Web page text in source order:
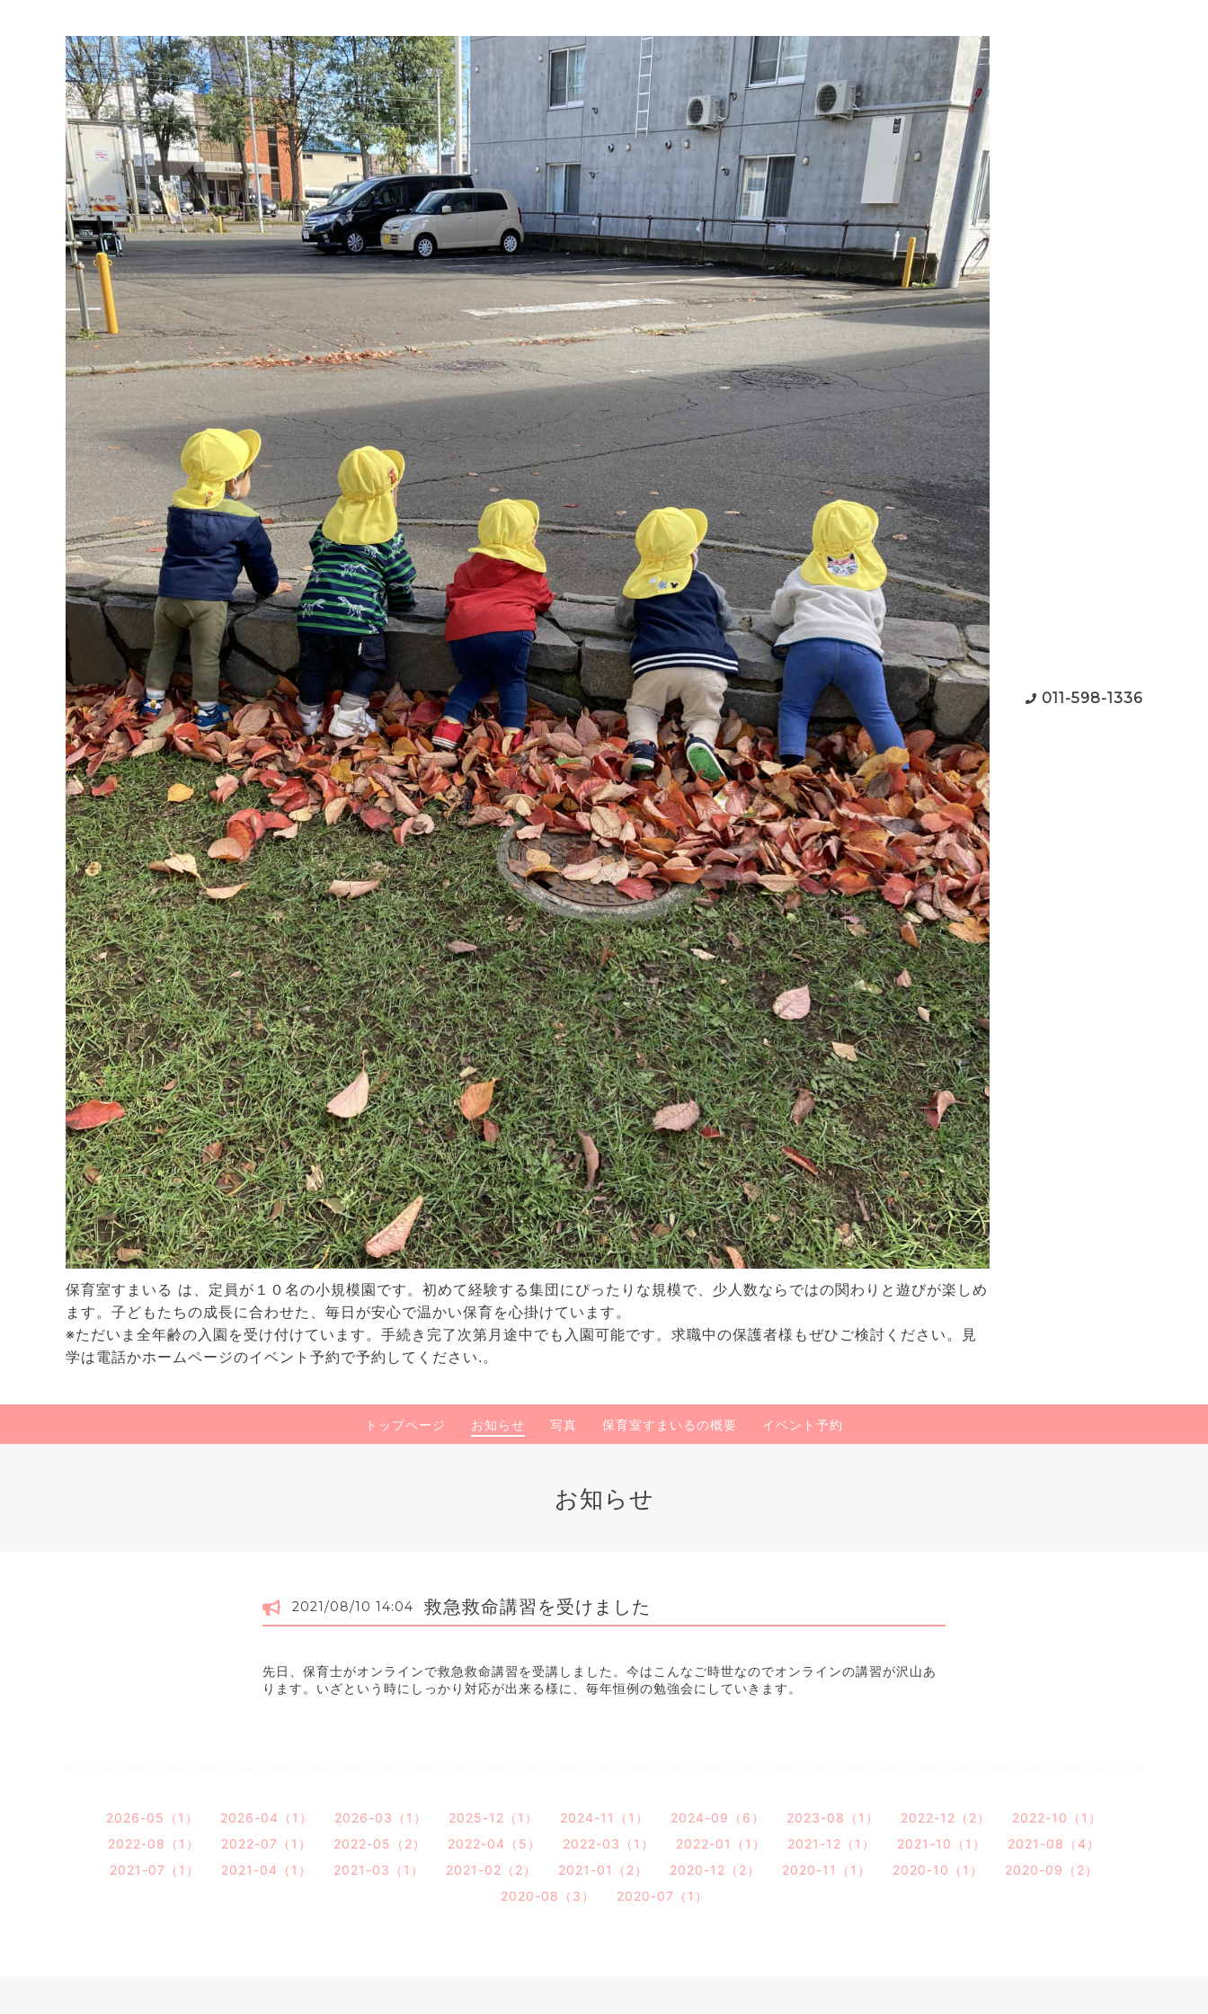
保育室すまいる は、定員が１０名の小規模園です。初めて経験する集団にぴったりな規模で、少人数ならではの関わりと遊びが楽しめ
ます。子どもたちの成長に合わせた、毎日が安心で温かい保育を心掛けています。
※ただいま全年齢の入園を受け付けています。手続き完了次第月途中でも入園可能です。求職中の保護者様もぜひご検討ください。見
学は電話かホームページのイベント予約で予約してください.。
011-598-1336
トップページ お知らせ 写真 保育室すまいるの概要 イベント予約
お知らせ
2021/08/10 14:04 救急救命講習を受けました
先日、保育士がオンラインで救急救命講習を受講しました。今はこんなご時世なのでオンラインの講習が沢山あ
ります。いざという時にしっかり対応が出来る様に、毎年恒例の勉強会にしていきます。
2026-05（1） 2026-04（1） 2026-03（1） 2025-12（1） 2024-11（1） 2024-09（6） 2023-08（1） 2022-12（2）
2022-10（1）
2022-08（1）
2022-07（1） 2022-05（2） 2022-04（5） 2022-03（1） 2022-01（1） 2021-12（1） 2021-10（1）
2021-08（4）
2021-07（1）
2021-04（1） 2021-03（1） 2021-02（2） 2021-01（2） 2020-12（2） 2020-11（1） 2020-10（1）
2020-09（2）
2020-08（3）
2020-07（1）